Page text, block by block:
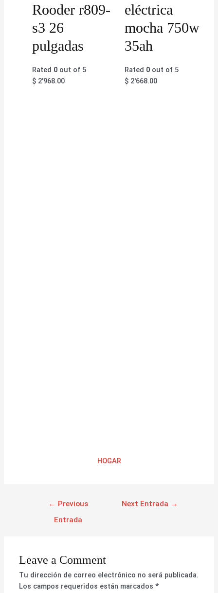
Rooder r809-
s3 26
pulgadas
Rated 0 out of 5
$ 2'968.00
eléctrica
mocha 750w
35ah
Rated 0out of 5
$2'668.00
HOGAR
← Previous
Entrada
Next Entrada →
Leave a Comment
Tu dirección de correo electrónico no será publicada.
Los campos requeridos están marcados*